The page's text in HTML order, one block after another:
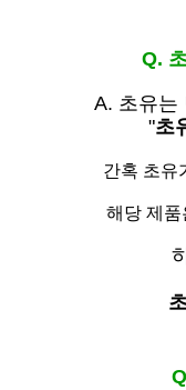
Q.
A. 초유는
"초
간혹 초유
해당 제품